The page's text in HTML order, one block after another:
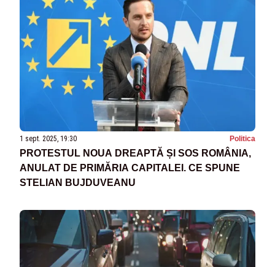
1 sept. 2025, 19:30 Politica
PROTESTUL NOUA DREAPTĂ ȘI SOS ROMÂNIA,
ANULAT DE PRIMĂRIA CAPITALEI. CE SPUNE
STELIAN BUJDUVEANU